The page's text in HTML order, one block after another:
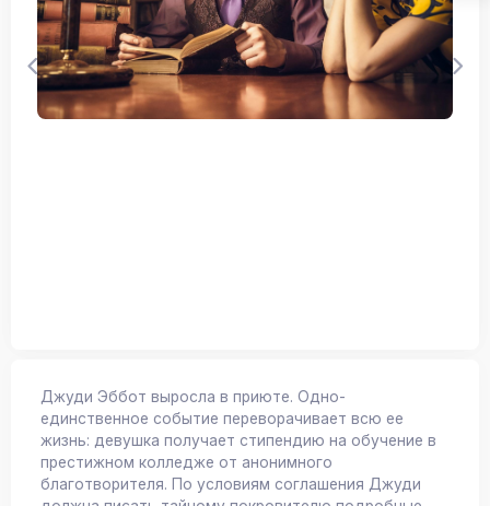
Джуди Эббот выросла в приюте. Одно-
единственное событие переворачивает всю ее
жизнь: девушка получает стипендию на обучение в
престижном колледже от анонимного
благотворителя. По условиям соглашения Джуди